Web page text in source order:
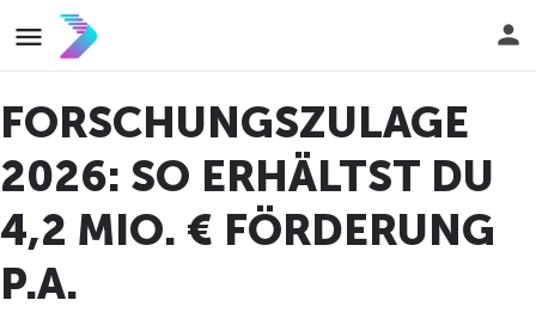
FORSCHUNGSZULAGE
2026: SO ERHÄLTST DU
4,2 MIO. € FÖRDERUNG
P.A.